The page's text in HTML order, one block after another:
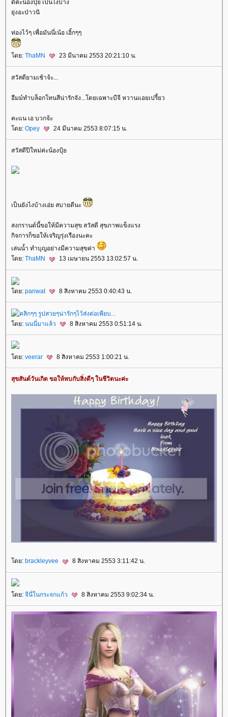
ดีค่ะน้องปุ้ย เป็นไงบ้าง
ุ่งอะป่าวนิ
ท่องไว้ๆ เพื่อมันนี่เน้อ เอิ้กๆๆ
ดย: ThaMN 23 มีนาคม 2553 20:21:10 น.
สวัสดียามเช้าจ้ะ...
อืมม์ทำบล็อกโทนสีน่ารักจัง...โดยเฉพาะบีจี หวานแอยเปรี้ยว
คะแน เอ บวกจ้ะ
ดย: Opey 24 มีนาคม 2553 8:07:15 น.
สวัสดีปีใหม่ค่ะน้องปุ้
เป็นยังไงบ้างเอ่ย สบายดีนะ
สงกรานต์นี้ขอให้มีความสุข สวัสดี สุขภาพแข็งแรง
กิจการก็ขอให้เจริญรุ่งเรืองนะคะ
เล่นน้ำ ทำบุญอย่างมีความสุขค่า
ดย: ThaMN 13 เมษายน 2553 13:02:57 น.
ดย: panwat 8 สิงหาคม 2553 0:40:43 น.
ดย: นนนี่มาแล้ว 8 สิงหาคม 2553 0:51:14 น.
ดย: veerar 8 สิงหาคม 2553 1:00:21 น.
สุขสันต์วันเกิด ขอให้พบกับสิ่งดีๆ ในชีวิตนะค่ะ
ดย: brackleyvee 8 สิงหาคม 2553 3:11:42 น.
ดย: จีนี่ในกระจกแก้ว 8 สิงหาคม 2553 9:02:34 น.